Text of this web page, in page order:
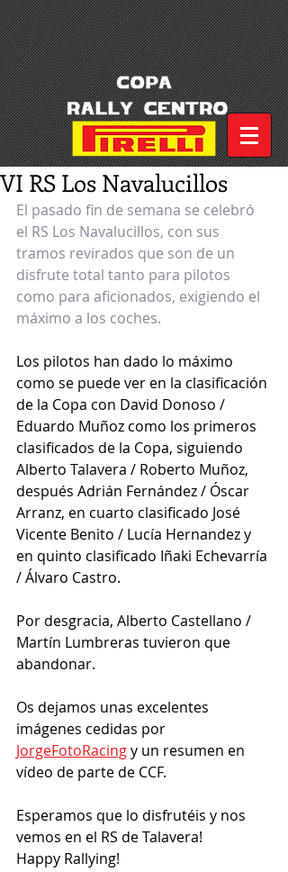
VI RS Los Navalucillos
El pasado fin de semana se celebró
el RS Los Navalucillos, con sus
tramos revirados que son de un
disfrute total tanto para pilotos
como para aficionados, exigiendo el
máximo a los coches.
Los pilotos han dado lo máximo
como se puede ver en la clasificación
de la Copa con David Donoso /
Eduardo Muñoz como los primeros
clasificados de la Copa, siguiendo
Alberto Talavera / Roberto Muñoz,
después Adrián Fernández / Óscar
Arranz, en cuarto clasificado José
Vicente Benito / Lucía Hernandez y
en quinto clasificado Iñaki Echevarría
/ Álvaro Castro.
Por desgracia, Alberto Castellano /
Martín Lumbreras tuvieron que
abandonar.
Os dejamos unas excelentes
imágenes cedidas por
JorgeFotoRacing y un resumen en
vídeo de parte de CCF.
Esperamos que lo disfrutéis y nos
vemos en el RS de Talavera!
Happy Rallying!